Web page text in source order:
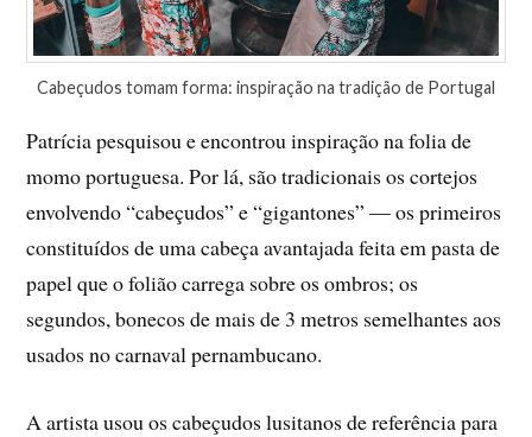
Cabeçudos tomam forma: inspiração na tradição de Portugal
Patrícia pesquisou e encontrou inspiração na folia de
momo portuguesa. Por lá, são tradicionais os cortejos
envolvendo “cabeçudos” e “gigantones” — os primeiros
constituídos de uma cabeça avantajada feita em pasta de
papel que o folião carrega sobre os ombros; os
segundos, bonecos de mais de 3 metros semelhantes aos
usados no carnaval pernambucano.
A artista usou os cabeçudos lusitanos de referência para